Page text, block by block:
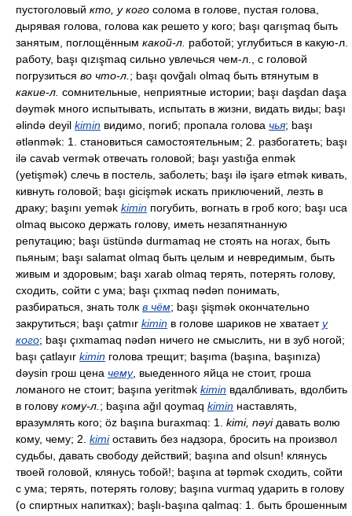
пустоголовый кто, у кого солома в голове, пустая голова,
дырявая голова, голова как решето у кого; başı qarışmaq быть
занятым, поглощённым какой-л. работой; углубиться в какую-л.
работу, başı qızışmaq сильно увлечься чем-л., с головой
погрузиться во что-л. ; başı qovğalı olmaq быть втянутым в
какие-л. сомнительные, неприятные истории; başı daşdan daşa
dəymək много испытывать, испытать в жизни, видать виды; başı
əlində deyil kimin видимо, погиб; пропала голова чья; başı
ətlənmək: 1. становиться самостоятельным; 2. разбогатеть; başı
ilə cavab vermək отвечать головой; başı yastığa enmək
(yetişmək) слечь в постель, заболеть; başı ilə işarə etmək кивать,
кивнуть головой; başı gicişmək искать приключений, лезть в
драку; başını yemək kimin погубить, вогнать в гроб кого; başı uca
olmaq высоко держать голову, иметь незапятнанную
репутацию; başı üstündə durmamaq не стоять на ногах, быть
пьяным; başı salamat olmaq быть целым и невредимым, быть
живым и здоровым; başı xarab olmaq терять, потерять голову,
сходить, сойти с ума; başı çıxmaq nədən понимать,
разбираться, знать толк в чём; başı şişmək окончательно
закрутиться; başı çatmır kimin в голове шариков не хватаету
кого; başı çıxmamaq nədən ничего не смыслить, ни в зуб ногой;
başı çatlayır kimin голова трещит; başıma (başına, başınıza)
dəysin грош цена чему, выеденного яйца не стоит, гроша
ломаного не стоит; başına yeritmək kimin вдалбливать, вдолбить
в голову кому-л. ; başına ağıl qoymaq kimin наставлять,
вразумлять кого; öz başına buraxmaq: 1. kimi, nəyiдавать волю
кому, чему; 2. kimiоставить без надзора, бросить на произвол
судьбы, давать свободу действий; başına and olsun! клянусь
твоей головой, клянусь тобой!; başına at təpmək сходить, сойти
с ума; терять, потерять голову; başına vurmaq ударить в голову
(о спиртных напитках); başlı-başına qalmaq: 1. быть брошенным